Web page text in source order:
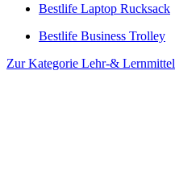
Bestlife Laptop Rucksack
Bestlife Business Trolley
Zur Kategorie Lehr-& Lernmittel